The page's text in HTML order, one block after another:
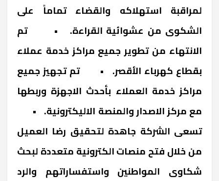
لمراقبة استهلاكه والقضاء تماماً على
الشكوى من عشوائية القراءة. • تم
الانتهاء من تطوير جميع مراكز خدمة عملاء
بقطاع كهرباء الأقصر. • تم تجهيز جميع
مراكز خدمة العملاء بأحدث الاجهزة وربطها
مع مركز الاصدار والمنصة الاليكترونية. •
تسعى الشركة جاهدة لتحقيق رضا العميل
من خلال فتح منصات الكترونية متعددة لبحث
شكاوى المواطنين واستفساراتهم والرد